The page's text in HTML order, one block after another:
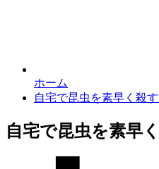
ホーム
自宅で昆虫を素早く殺
自宅で昆虫を素早